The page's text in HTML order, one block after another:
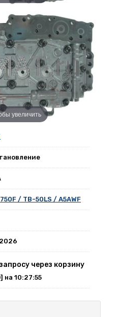
увеличить
/ TB-50LS / A5AWF
через корзину
] на 10:27:55